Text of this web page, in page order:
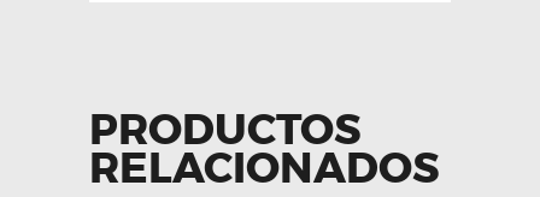
PRODUCTOS
RELACIONADOS